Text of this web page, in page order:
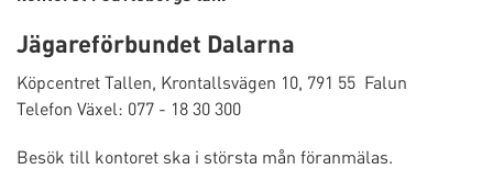
Jägareförbundet Dalarna
Köpcentret Tallen, Krontallsvägen 10, 791 55 Falun
Telefon Växel: 077 - 18 30 300
Besök till kontoret ska i största mån föranmälas.